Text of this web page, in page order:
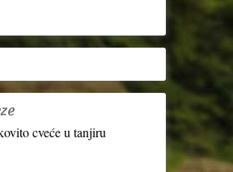
cveće u tanjiru